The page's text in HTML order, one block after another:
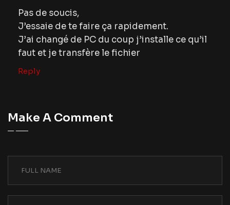
Pas de soucis,
J’essaie de te faire ça rapidement.
J’ai changé de PC du coup j’installe ce qu’il
faut et je transfère le fichier
Reply
Make A Comment